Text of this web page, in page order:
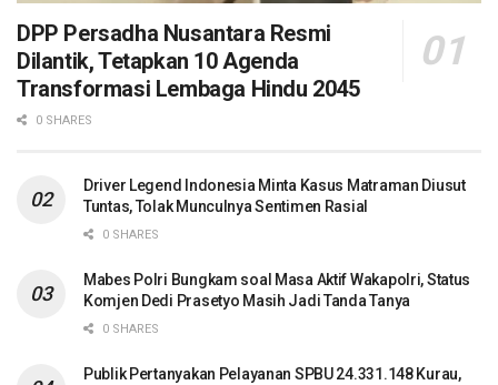
DPP Persadha Nusantara Resmi
Dilantik, Tetapkan 10 Agenda
Transformasi Lembaga Hindu 2045
0 SHARES
Driver Legend Indonesia Minta Kasus Matraman Diusut
Tuntas, Tolak Munculnya Sentimen Rasial
0 SHARES
Mabes Polri Bungkam soal Masa Aktif Wakapolri, Status
Komjen Dedi Prasetyo Masih Jadi Tanda Tanya
0 SHARES
Publik Pertanyakan Pelayanan SPBU 24.331.148 Kurau,